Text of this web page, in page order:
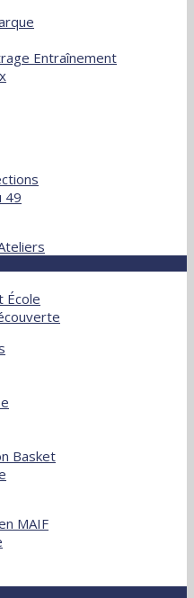
Entraînement
49
École
Basket
MAIF